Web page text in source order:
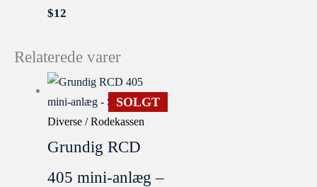
$12
Relaterede varer
SOLGT
Diverse / Rodekassen
Grundig RCD
405 mini-anlæg –